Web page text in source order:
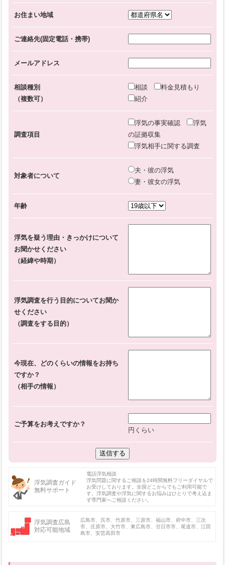
お住まい地域
ご連絡先(固定電話・携帯)
メールアドレス
相談種別
（複数可）
相談
料金見積もり
紹介
調査項目
浮気の事実確認
浮気
の証拠収集
浮気相手に関する調査
対象者について
夫・彼の浮気
妻・彼女の浮気
年齢
浮気を疑う理由・きっかけについて
お聞かせください
（経緯や時期）
浮気調査を行う目的についてお聞か
せください
（調査をする目的）
今現在、どのくらいの情報をお持ち
ですか？
（相手の情報）
ご予算をお考えですか？
円くらい
浮気調査ガイド
無料サポート
電話浮気相談
浮気問題に関するご相談を24時間無料フリーダイヤルで
お受けしております。全国どこからでもご利用可能で
す。浮気調査や浮気に関するお悩みはひとりで考え込ま
ず専門家へご相談ください。
浮気調査広島
対応可能地域
広島市、呉市、竹原市、三原市、福山市、府中市、三次
市、庄原市、大竹市、東広島市、廿日市市、尾道市、江田
島市、安芸高田市